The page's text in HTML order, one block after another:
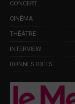
CONCERT
CINÉMA
THÉÂTRE
INTERVIEW
BONNES IDÉES